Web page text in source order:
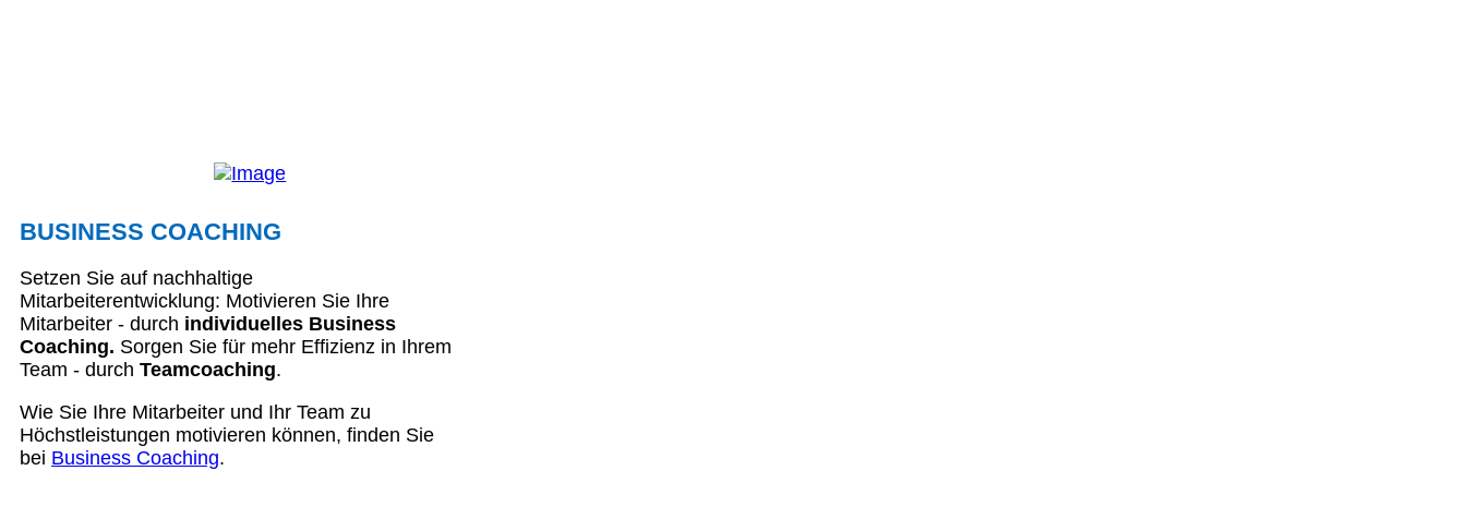
BUSINESS COACHING
Setzen Sie auf nachhaltige
Mitarbeiterentwicklung: Motivieren Sie Ihre
Mitarbeiter - durch individuelles Business
Coaching. Sorgen Sie für mehr Effizienz in Ihrem
Team - durch Teamcoaching.
Wie Sie Ihre Mitarbeiter und Ihr Team zu
Höchstleistungen motivieren können, finden Sie
bei Business Coaching.